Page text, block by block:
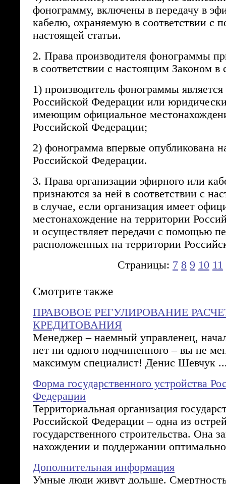
фонограмму, включены в передачу в
кабелю, охраняемую в соответствии с
настоящей статьи.
2. Права производителя фонограммы
в соответствии с настоящим Законом в
1) производитель фонограммы
Российской Федерации или
имеющим официальное
Российской Федерации;
2) фонограмма впервые опубликована
Российской Федерации.
3. Права организации эфирного или
признаются за ней в соответствии с
в случае, если организация имеет
местонахождение на территории
и осуществляет передачи с помощью
расположенных на территории
Страницы: 7 8 9 10 11
Смотрите также
ПРАВОВОЕ РЕГУЛИРОВАНИЕ
КРЕДИТОВАНИЯ
Менеджер – наемный управленец,
нет ни одного подчиненного – вы не
максимум специалист! Денис Шевчук
Форма государственного устройства
Федерации
Территориальная организация
Российской Федерации – одна из
государственного строительства. Она
нахождении и поддержании
Дополнительная информация
Умные люди живут дольше.